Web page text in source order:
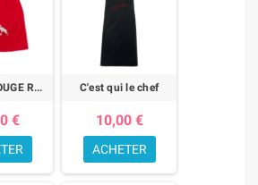
BONNET ROUGE RED SAVOIE
€
C'est qui le chef
10,00 €
ACHETER